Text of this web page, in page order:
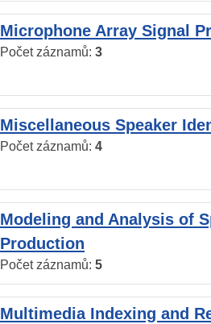
Microphone Array Signal
Počet záznamů: 3
Miscellaneous Speaker
Počet záznamů: 4
Modeling and Analysis of
Production
Počet záznamů: 5
Multimedia Indexing and